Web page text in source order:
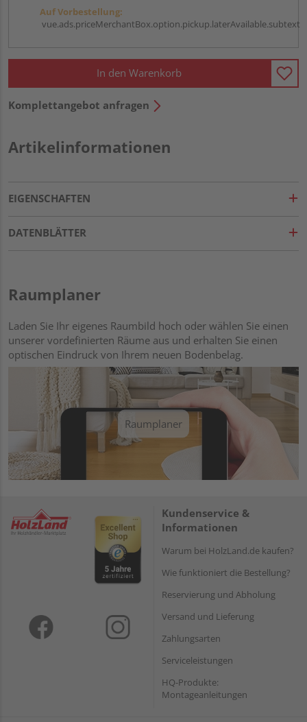
Auf Vorbestellung:
vue.ads.priceMerchantBox.option.pickup.laterAvailable.subtext
In den Warenkorb
Komplettangebot anfragen
Artikelinformationen
EIGENSCHAFTEN
DATENBLÄTTER
Raumplaner
Laden Sie Ihr eigenes Raumbild hoch oder wählen Sie einen
unserer vordefinierten Räume aus und erhalten Sie einen
optischen Eindruck von Ihrem neuen Bodenbelag.
Raumplaner
Kundenservice &
Informationen
Warum bei HolzLand.de kaufen?
Wie funktioniert die Bestellung?
Reservierung und Abholung
Versand und Lieferung
Zahlungsarten
Serviceleistungen
HQ-Produkte:
Montageanleitungen